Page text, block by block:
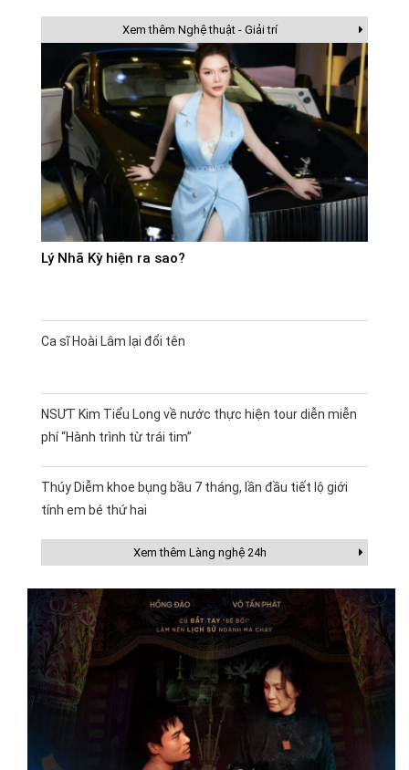
Xem thêm Nghệ thuật - Giải trí
Lý Nhã Kỳ hiện ra sao?
Ca sĩ Hoài Lâm lại đổi tên
NSƯT Kim Tiểu Long về nước thực hiện tour diễn miễn
phí “Hành trình từ trái tim”
Thúy Diễm khoe bụng bầu 7 tháng, lần đầu tiết lộ giới
tính em bé thứ hai
Xem thêm Làng nghệ 24h